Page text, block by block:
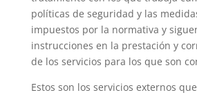
políticas de seguridad y las
impuestos por la normativa y
instrucciones en la prestación y
de los servicios para los que son
Estos son los servicios externos